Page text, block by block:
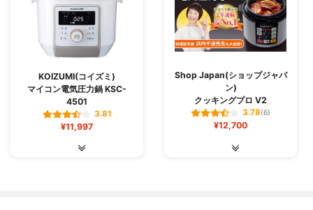
KOIZUMI(コイズミ)
マイコン電気圧力鍋 KSC-
4501
3.81
¥11,997
Shop Japan(ショップジャパ
ン)
クッキングプロ V2
3.78(6)
¥12,700